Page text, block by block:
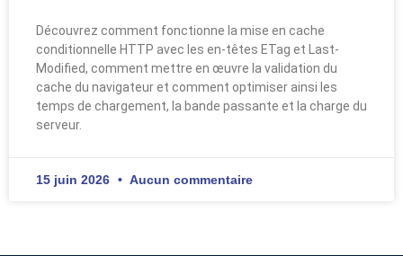
Découvrez comment fonctionne la mise en cache
conditionnelle HTTP avec les en-têtes ETag et Last-
Modified, comment mettre en œuvre la validation du
cache du navigateur et comment optimiser ainsi les
temps de chargement, la bande passante et la charge du
serveur.
15 juin 2026 Aucun commentaire